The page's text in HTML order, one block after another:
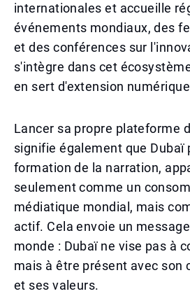
internationales et accueille
événements mondiaux, des
et des conférences sur
s'intègre dans cet
en sert d'extension
Lancer sa propre plateforme
signifie également que Dubaï
formation de la narration,
seulement comme un
médiatique mondial, mais
actif. Cela envoie un
monde : Dubaï ne vise pas à
mais à être présent avec son
et ses valeurs.